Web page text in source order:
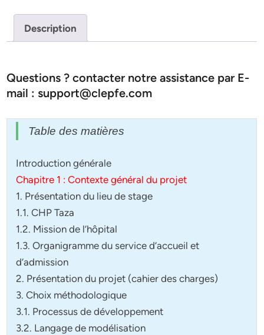
Description
Questions ? contacter notre assistance par E-
mail : support@clepfe.com
Table des matières
Introduction générale
Chapitre 1 : Contexte général du projet
1. Présentation du lieu de stage
1.1. CHP Taza
1.2. Mission de l’hôpital
1.3. Organigramme du service d’accueil et
d’admission
2. Présentation du projet (cahier des charges)
3. Choix méthodologique
3.1. Processus de développement
3.2. Langage de modélisation